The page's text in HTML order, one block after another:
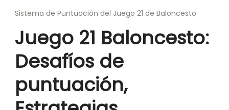
Sistema de Puntuación del Juego 21 de Baloncesto
Juego 21 Baloncesto:
Desafíos de
puntuación,